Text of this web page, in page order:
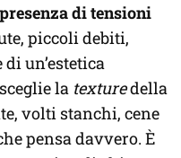
di tensioni
piccoli debiti,
un’estetica
la texturedella
volti stanchi, cene
pensa davvero. È